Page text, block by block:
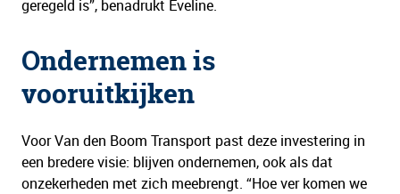
geregeld is”, benadrukt Eveline.
Ondernemen is
vooruitkijken
Voor Van den Boom Transport past deze investering in
een bredere visie: blijven ondernemen, ook als dat
onzekerheden met zich meebrengt. “Hoe ver komen we